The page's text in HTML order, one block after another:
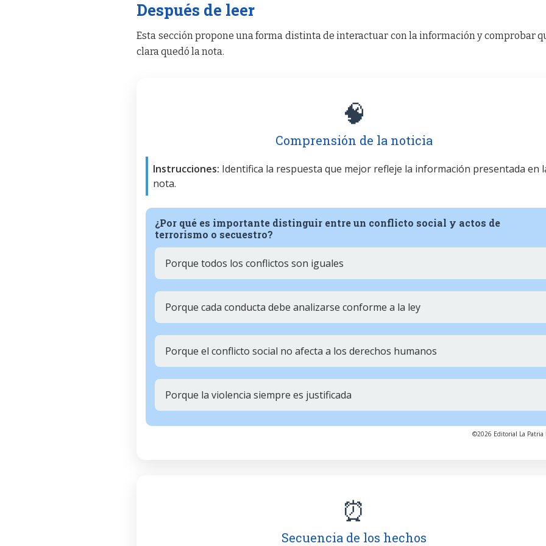
Después de leer
Esta sección propone una forma distinta de interactuar con la información y comprobar
clara quedó la nota.
🧠
Comprensión de la noticia
Instrucciones: Identifica la respuesta que mejor refleje la información presentada en
nota.
¿Por qué es importante distinguir entre un conflicto social y actos de
terrorismo o secuestro?
Porque todos los conflictos son iguales
Porque cada conducta debe analizarse conforme a la ley
Porque el conflicto social no afecta a los derechos humanos
Porque la violencia siempre es justificada
©2026 Editorial La Patria
⏰
Secuencia de los hechos